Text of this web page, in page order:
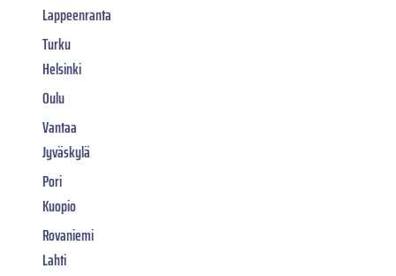
Lappeenranta
Turku
Helsinki
Oulu
Vantaa
Jyväskylä
Pori
Kuopio
Rovaniemi
Lahti